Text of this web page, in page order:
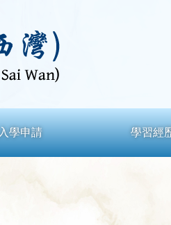
學申請 學習經